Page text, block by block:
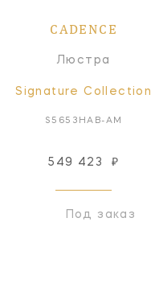
CADENCE
Люстра
Signature Collection
S5653HAB-AM
549 423 ₽
Под заказ